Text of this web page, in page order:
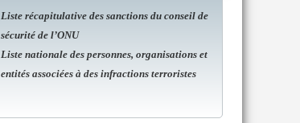
Liste récapitulative des sanctions du conseil de
sécurité de l’ONU
Liste nationale des personnes, organisations et
entités associées à des infractions terroristes